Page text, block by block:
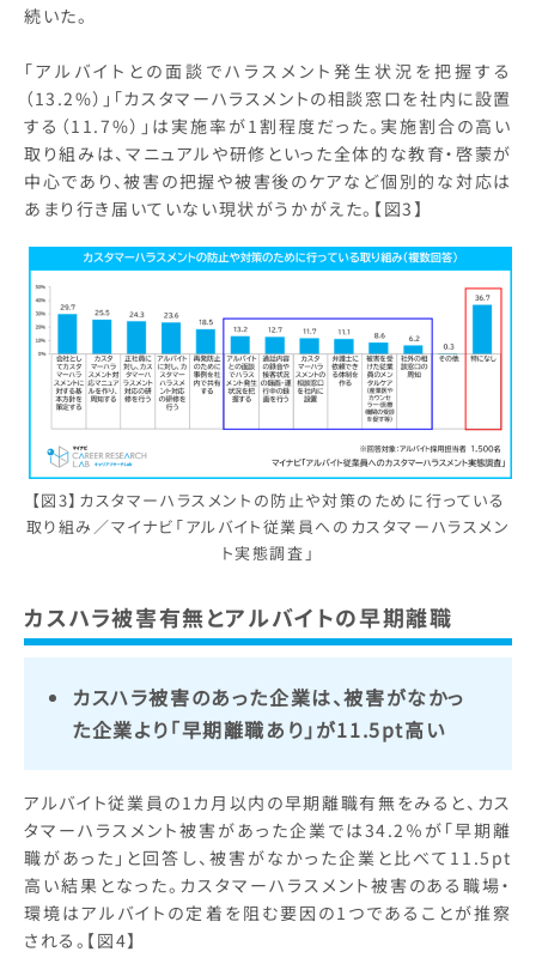
続いた。
「アルバイトとの面談でハラスメント発生状況を把握する
（13.2%）」「カスタマーハラスメントの相談窓口を社内に設置
する（11.7%）」は実施率が1割程度だった。実施割合の高い
取り組みは、マニュアルや研修といった全体的な教育・啓蒙が
中心であり、被害の把握や被害後のケアなど個別的な対応は
あまり行き届いていない現状がうかがえた。【図3】
【図3】カスタマーハラスメントの防止や対策のために行っている
取り組み／マイナビ「アルバイト従業員へのカスタマーハラスメン
ト実態調査」
カスハラ被害有無とアルバイトの早期離職
カスハラ被害のあった企業は、被害がなかっ
た企業より「早期離職あり」が11.5pt高い
アルバイト従業員の1カ月以内の早期離職有無をみると、カス
タマーハラスメント被害があった企業では34.2％が「早期離
職があった」と回答し、被害がなかった企業と比べて11.5pt
高い結果となった。カスタマーハラスメント被害のある職場・
環境はアルバイトの定着を阻む要因の1つであることが推察
される。【図4】